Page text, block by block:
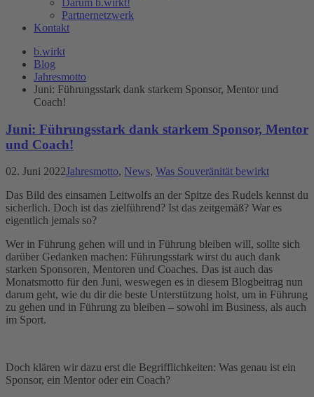
Darum b.wirkt!
Partnernetzwerk
Kontakt
b.wirkt
Blog
Jahresmotto
Juni: Führungsstark dank starkem Sponsor, Mentor und
Coach!
Juni: Führungsstark dank starkem Sponsor, Mentor
und Coach!
02. Juni 2022Jahresmotto, News, Was Souveränität bewirkt
Das Bild des einsamen Leitwolfs an der Spitze des Rudels kennst du
sicherlich. Doch ist das zielführend? Ist das zeitgemäß? War es
eigentlich jemals so?
Wer in Führung gehen will und in Führung bleiben will, sollte sich
darüber Gedanken machen: Führungsstark wirst du auch dank
starken Sponsoren, Mentoren und Coaches. Das ist auch das
Monatsmotto für den Juni, weswegen es in diesem Blogbeitrag nun
darum geht, wie du dir die beste Unterstützung holst, um in Führung
zu gehen und in Führung zu bleiben – sowohl im Business, als auch
im Sport.
Doch klären wir dazu erst die Begrifflichkeiten: Was genau ist ein
Sponsor, ein Mentor oder ein Coach?